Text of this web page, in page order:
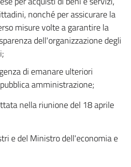
nonché per assicurare la
misure volte a garantire la
dell'organizzazione degli
di emanare ulteriori
amministrazione;
nella riunione del 18 aprile
e del Ministro dell'economia e